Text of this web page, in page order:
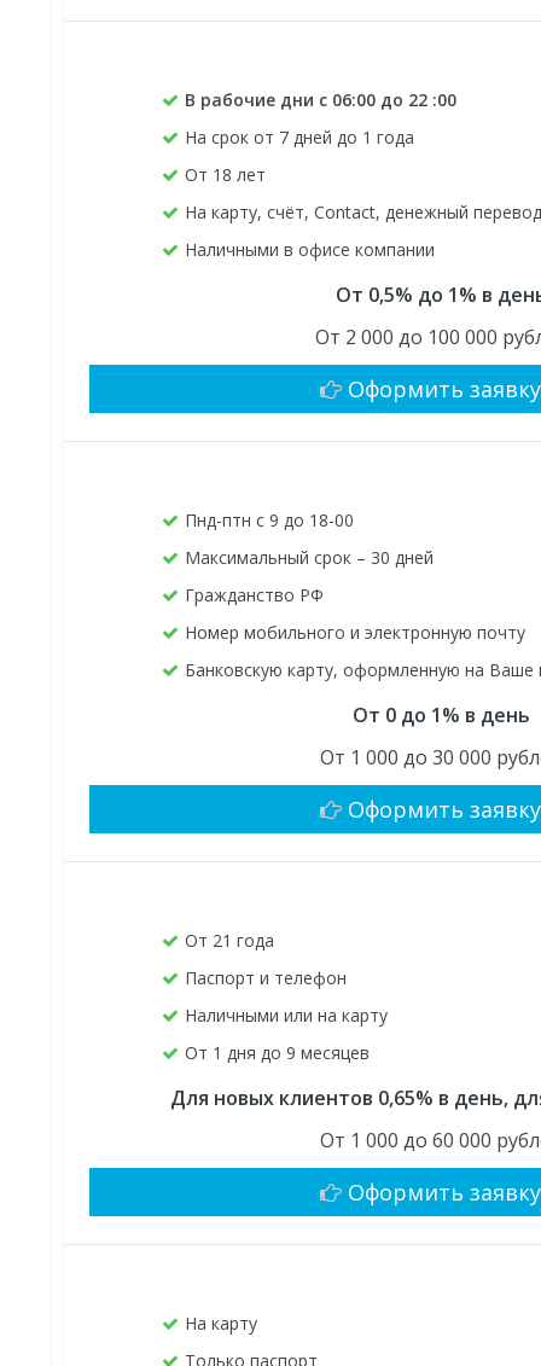
В рабочие дни с 06:00 до 22 :00
На срок от 7 дней до 1 года
От 18 лет
На карту, счёт, Contact, денежный
Наличными в офисе компании
От 0,5% до 1% в
От 2 000 до 100 000
Оформить заявку
Пнд-птн с 9 до 18-00
Максимальный срок – 30 дней
Гражданство РФ
Номер мобильного и электронную почту
Банковскую карту, оформленную на Ваше
От 0 до 1% в день
От 1 000 до 30 000
Оформить заявку
От 21 года
Паспорт и телефон
Наличными или на карту
От 1 дня до 9 месяцев
Для новых клиентов 0,65% в день,
От 1 000 до 60 000
Оформить заявку
На карту
Только паспорт